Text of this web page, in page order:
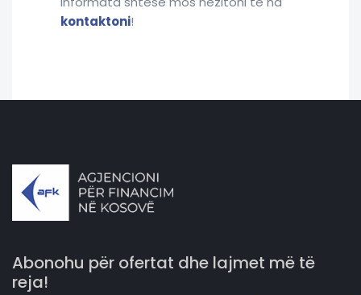
kontaktoni!
Abonohu për ofertat dhe lajmet më të
reja!